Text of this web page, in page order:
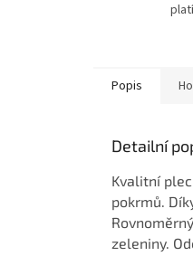
Popis
Detailní
Kvalitní
pokrmů.
zeleniny.